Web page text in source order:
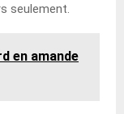
seulement.
en amande